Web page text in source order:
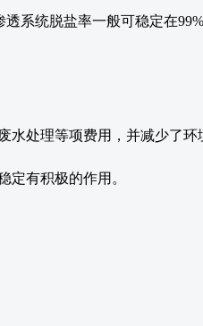
系统脱盐率一般可稳定在
处理等项费用，并减少了环
定有积极的作用。